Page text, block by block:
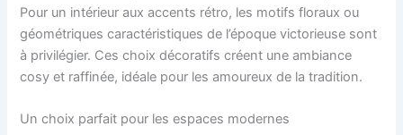
Pour un intérieur aux accents rétro, les motifs floraux ou
géométriques caractéristiques de l’époque victorieuse sont
à privilégier. Ces choix décoratifs créent une ambiance
cosy et raffinée, idéale pour les amoureux de la tradition.
Un choix parfait pour les espaces modernes